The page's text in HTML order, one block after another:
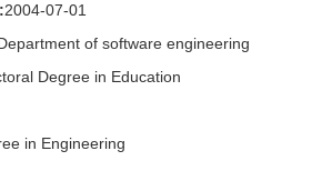
2004-07-01
of software engineering
Degree in Education
in Engineering